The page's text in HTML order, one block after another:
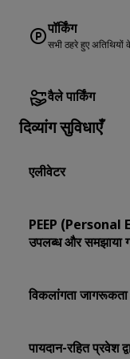
पॉर्किंग
सभी ठहरे हुए अतिथियों के
वैले पार्किंग
दिव्यांग सुविधाएँ
एलीवेटर
PEEP
उपलब्ध और समझाया
विकलांगता जागरूकता
पायदान-रहित प्रवेश